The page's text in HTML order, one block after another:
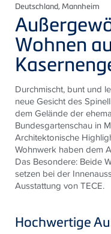
Deutschland, Mannheim
Wohnen
Durchmischt, bunt und
neue Gesicht des
dem Gelände der
Bundesgartenschau in
Architektonische
Wohnwerk haben dem
Das Besondere: Beide
setzen bei der
Ausstattung von TECE.
Hochwertige